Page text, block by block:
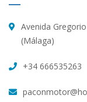
Avenida
(Málaga)
+34 666535263